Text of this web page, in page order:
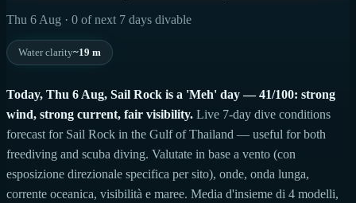
Thu 6 Aug · 0 of next 7 days divable
Water clarity~19 m
Today, Thu 6 Aug, Sail Rock is a 'Meh' day — 41/100: strong
wind, strong current, fair visibility. Live 7-day dive conditions
forecast for Sail Rock in the Gulf of Thailand — useful for both
freediving and scuba diving. Valutate in base a vento (con
esposizione direzionale specifica per sito), onde, onda lunga,
corrente oceanica, visibilità e maree. Media d'insieme di 4 modelli,